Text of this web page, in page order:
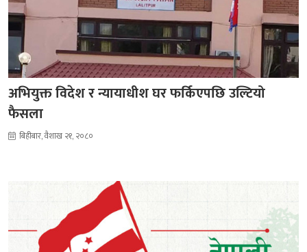
अभियुक्त विदेश र न्यायाधीश घर फर्किएपछि उल्टियो
फैसला
बिहीबार, वैशाख २१, २०८०